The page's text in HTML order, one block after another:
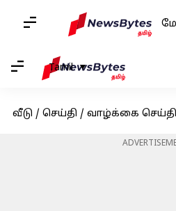
Tamil
வீடு / செய்தி / வாழ்க்கை செய்தி